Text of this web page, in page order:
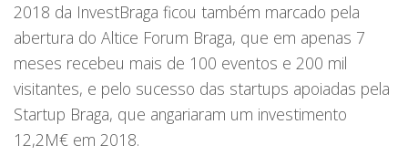
2018 da InvestBraga ficou também marcado pela
abertura do Altice Forum Braga, que em apenas 7
meses recebeu mais de 100 eventos e 200 mil
visitantes, e pelo sucesso das startups apoiadas pela
Startup Braga, que angariaram um investimento
12,2M€ em 2018.